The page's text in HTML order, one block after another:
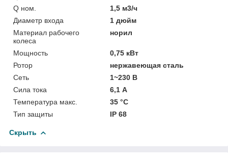
Q ном.
1,5 м3/ч
Диаметр входа
1 дюйм
Материал рабочего
колеса
норил
Мощность
0,75 кВт
Ротор
нержавеющая сталь
Сеть
1~230 В
Сила тока
6,1 А
Температура макс.
35 °С
Тип защиты
IP 68
Скрыть